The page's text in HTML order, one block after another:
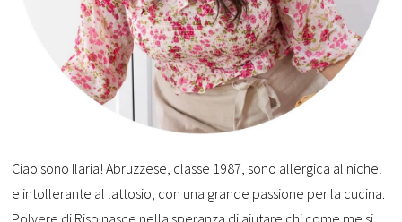
Ciao sono Ilaria! Abruzzese, classe 1987, sono allergica al nichel
e intollerante al lattosio, con una grande passione per la cucina.
Polvere di Riso nasce nella speranza di aiutare chi come me si